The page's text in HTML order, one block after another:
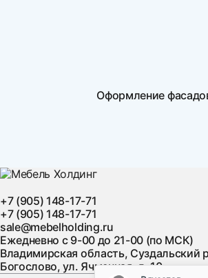
Оформление
+7 (905) 148-17-71
+7 (905) 148-17-71
sale@mebelholding.ru
Ежедневно с 9-00 до 21-00 (по МСК)
Владимирская область, Суздальский
Богослово, ул. Ячменная, д. 10